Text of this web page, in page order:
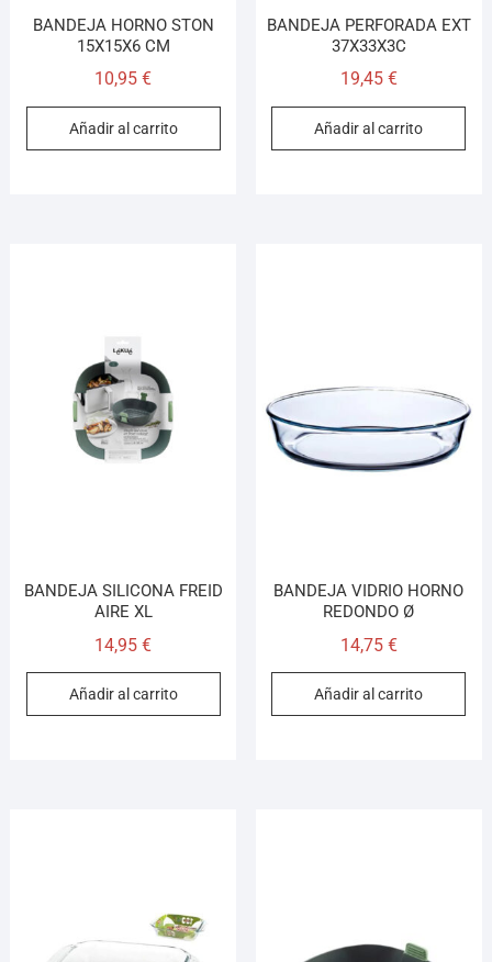
BANDEJA HORNO STON
15X15X6 CM
10,95€
Añadir al carrito
BANDEJA PERFORADA EXT
37X33X3C
19,45 €
Añadir al carrito
BANDEJA SILICONA FREID
AIRE XL
14,95€
Añadir al carrito
BANDEJA VIDRIO HORNO
REDONDO Ø
14,75 €
Añadir al carrito